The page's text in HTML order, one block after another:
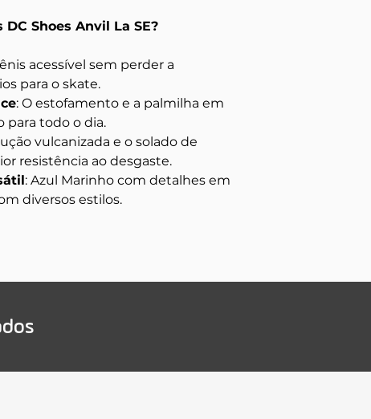
Shoes Anvil La SE?
acessível sem perder a
para o skate.
: O estofamento e a palmilha em
para todo o dia.
vulcanizada e o solado de
resistência ao desgaste.
: Azul Marinho com detalhes em
diversos estilos.